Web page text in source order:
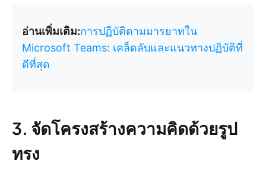
อ่านเพิ่มเติม:การปฏิบัติตามมารยาทใน
Microsoft Teams: เคล็ดลับและแนวทางปฏิบัติที่
ดีที่สุด
3. จัดโครงสร้างความคิดด้วยรูป
ทรง